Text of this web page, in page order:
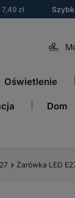
zł
Oświetlenie
Dom
Żarówka LED